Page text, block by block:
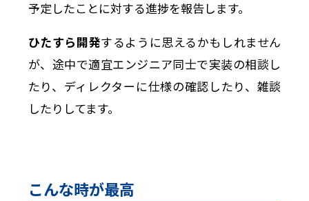
予定したことに対する進捗を報告します。
ひたすら開発するように思えるかもしれません
が、途中で適宜エンジニア同士で実装の相談し
たり、ディレクターに仕様の確認したり、雑談
したりしてます。
こんな時が最高